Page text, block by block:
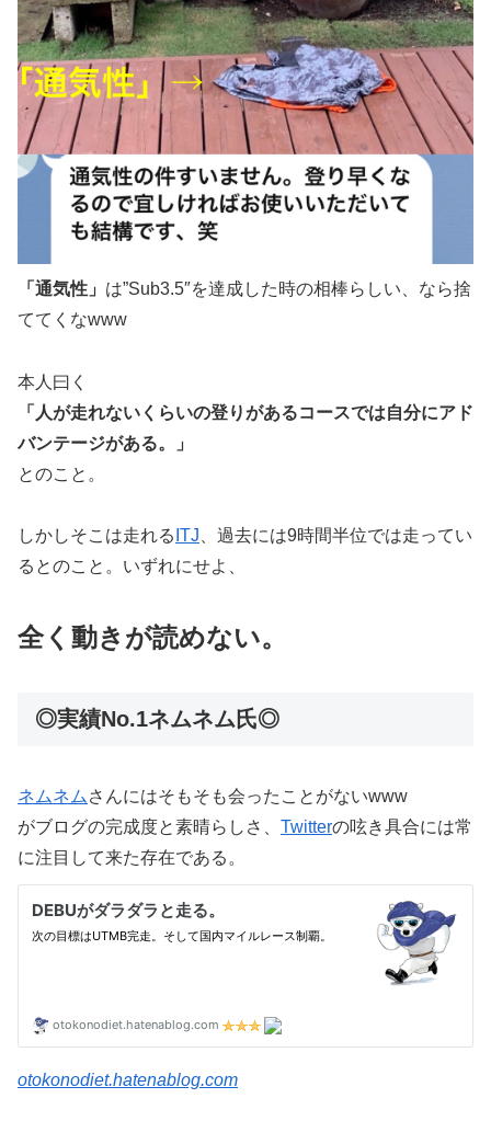
「通気性」 は”Sub3.5″を達成した時の相棒らしい、なら捨
ててくなwww
本人曰く
「人が走れないくらいの登りがあるコースでは自分にアド
バンテージがある。」
とのこと。
しかしそこは走れる ITJ、過去には9時間半位では走ってい
るとのこと。いずれにせよ、
全く動きが読めない。
◎実績No.1ネムネム氏◎
ネムネムさんにはそもそも会ったことがないwww
がブログの完成度と素晴らしさ、 Twitterの呟き具合には常
に注目して来た存在である。
otokonodiet.hatenablog.com